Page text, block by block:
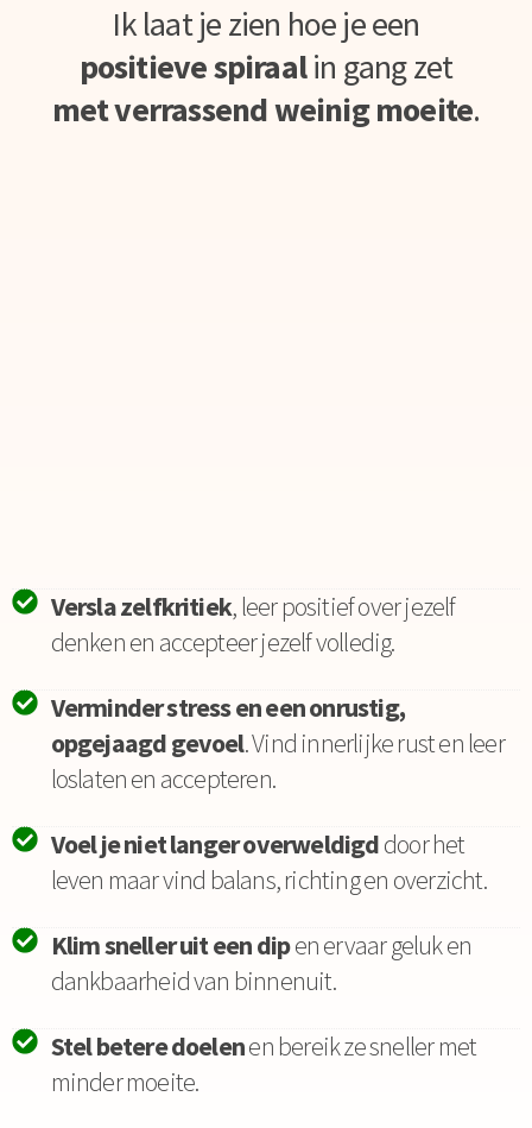
Ik laat je zien hoe je een
positieve spiraalin gang zet
met verrassend weinig moeite.
Versla zelfkritiek, leer positief over jezelf
denken en accepteer jezelf volledig.
Verminder stress en een onrustig,
opgejaagd gevoel. Vind innerlijke rust en leer
loslaten en accepteren.
Voel je niet langer overweldigddoor het
leven maar vind balans, richting en overzicht.
Klim sneller uit een dipen ervaar geluk en
dankbaarheid van binnenuit.
Stel betere doelenen bereik ze sneller met
minder moeite.